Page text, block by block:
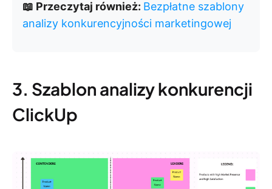
📖 Przeczytaj również: Bezpłatne szablony
analizy konkurencyjności marketingowej
3. Szablon analizy konkurencji
ClickUp